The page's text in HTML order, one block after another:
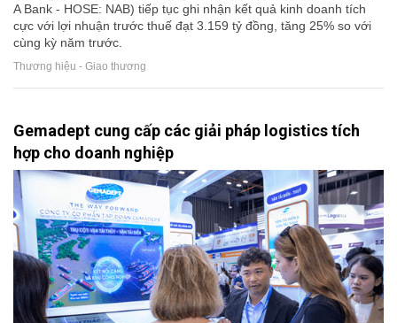
A Bank - HOSE: NAB) tiếp tục ghi nhận kết quả kinh doanh tích
cực với lợi nhuận trước thuế đạt 3.159 tỷ đồng, tăng 25% so với
cùng kỳ năm trước.
Thương hiệu - Giao thương
Gemadept cung cấp các giải pháp logistics tích
hợp cho doanh nghiệp